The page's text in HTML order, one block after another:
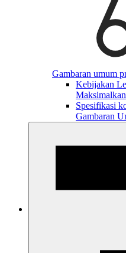
Gambaran umum
Kebijakan
Spesifikasi
Gambaran